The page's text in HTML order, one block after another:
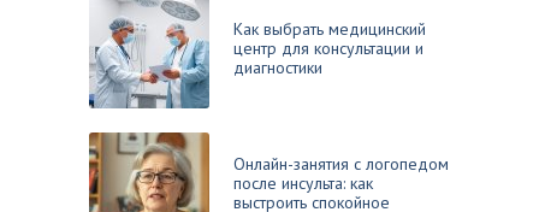
Как выбрать медицинский
центр для консультации и
диагностики
Онлайн-занятия с логопедом
после инсульта: как
выстроить спокойное